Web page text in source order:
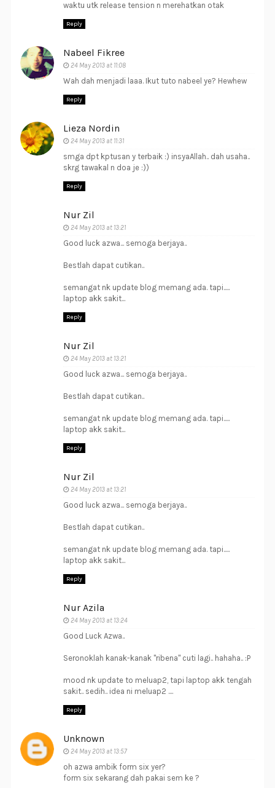
waktu utk release tension n merehatkan otak
Reply
Nabeel Fikree
24 May 2013 at 11:08
Wah dah menjadi laaa. Ikut tuto nabeel ye? Hewhew
Reply
Lieza Nordin
24 May 2013 at 11:31
smga dpt kptusan y terbaik :) insyaAllah.. dah usaha..
skrg tawakal n doa je :))
Reply
Nur Zil
24 May 2013 at 13:21
Good luck azwa... semoga berjaya..
Bestlah dapat cutikan..
semangat nk update blog memang ada. tapi.....
laptop akk sakit...
Reply
Nur Zil
24 May 2013 at 13:21
Good luck azwa... semoga berjaya..
Bestlah dapat cutikan..
semangat nk update blog memang ada. tapi.....
laptop akk sakit...
Reply
Nur Zil
24 May 2013 at 13:21
Good luck azwa... semoga berjaya..
Bestlah dapat cutikan..
semangat nk update blog memang ada. tapi.....
laptop akk sakit...
Reply
Nur Azila
24 May 2013 at 13:24
Good Luck Azwa..
Seronoklah kanak-kanak "ribena" cuti lagi.. hahaha.. :P
mood nk update to meluap2, tapi laptop akk tengah
sakit.. sedih.. idea ni meluap2 ....
Reply
Unknown
24 May 2013 at 13:57
oh azwa ambik form six yer?
form six sekarang dah pakai sem ke ?